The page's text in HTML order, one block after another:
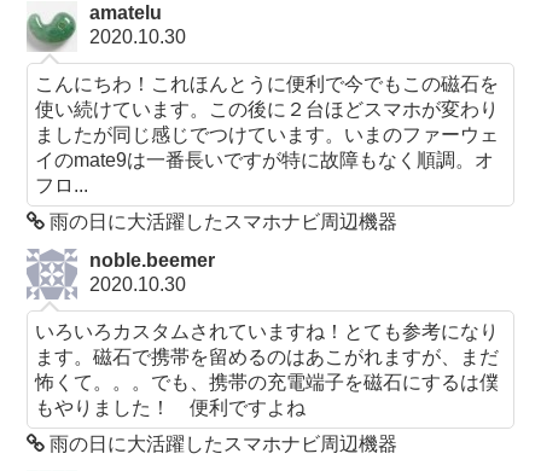
amatelu
2020.10.30
こんにちわ！これほんとうに便利で今でもこの磁石を
使い続けています。この後に２台ほどスマホが変わり
ましたが同じ感じでつけています。いまのファーウェ
イのmate9は一番長いですが特に故障もなく順調。オ
フロ...
雨の日に大活躍したスマホナビ周辺機器
noble.beemer
2020.10.30
いろいろカスタムされていますね！とても参考になり
ます。磁石で携帯を留めるのはあこがれますが、まだ
怖くて。。。でも、携帯の充電端子を磁石にするは僕
もやりました！ 便利ですよね
雨の日に大活躍したスマホナビ周辺機器